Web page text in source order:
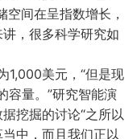
间在呈指数增长，
，很多科学研究如
1,000美元，“但是现
容量。”研究智能演
挖掘的讨论“之所以
中，而且我们正以